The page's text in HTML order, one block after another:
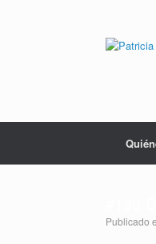
Publicado